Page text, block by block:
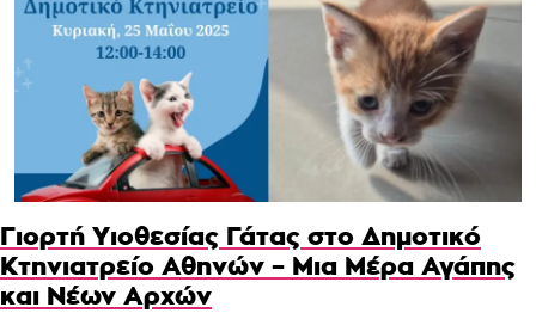
Γιορτή Υιοθεσίας Γάτας στο Δημοτικό
Κτηνιατρείο Αθηνών – Μια Μέρα Αγάπης
και Νέων Αρχών